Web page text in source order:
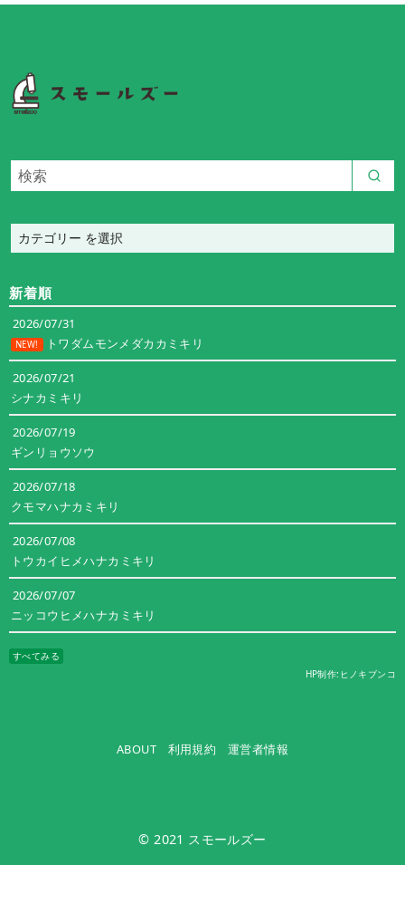
テ
リ
新着順
2026/07/31
NEW! トワダムモンメダカカミキリ
2026/07/21
シナカミキリ
2026/07/19
ギンリョウソウ
2026/07/18
クモマハナカミキリ
2026/07/08
トウカイヒメハナカミキリ
2026/07/07
ニッコウヒメハナカミキリ
すべてみる
HP制作:ヒノキブンコ
ABOUT 利用規約 運営者情報
© 2021 スモールズー